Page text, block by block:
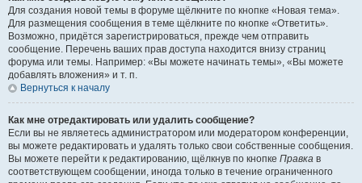
Для создания новой темы в форуме щёлкните по кнопке «Новая тема».
Для размещения сообщения в теме щёлкните по кнопке «Ответить».
Возможно, придётся зарегистрироваться, прежде чем отправить
сообщение. Перечень ваших прав доступа находится внизу страниц
форума или темы. Например: «Вы можете начинать темы», «Вы можете
добавлять вложения» и т. п.
Вернуться к началу
Как мне отредактировать или удалить сообщение?
Если вы не являетесь администратором или модератором конференции,
вы можете редактировать и удалять только свои собственные сообщения.
Вы можете перейти к редактированию, щёлкнув по кнопке Правка в
соответствующем сообщении, иногда только в течение ограниченного